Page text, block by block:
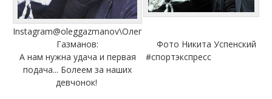
Instagram@oleggazmanov\Олег
Газманов:
А нам нужна удача и первая
подача... Болеем за наших
девчонок!
Фото Никита Успенский
#спортэкспресс